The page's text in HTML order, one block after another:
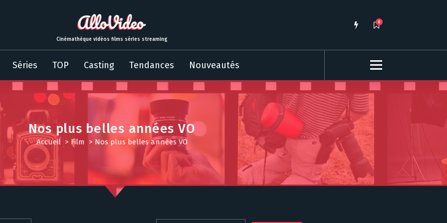
Cinémathèque vidéos films séries streaming
0
Séries TOP Casting Tendances Nouveautés
Nos plus belles années VO
Accueil> Film > Nos plus belles années VO